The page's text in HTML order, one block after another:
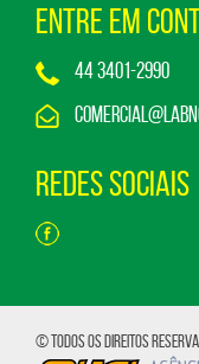
Entre em
44 3401-2990
Redes Sociais
© TODOS OS DIREITOS